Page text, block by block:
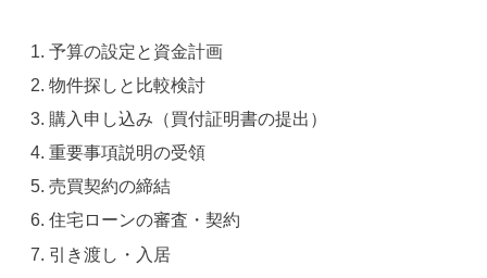
予算の設定と資金計画
物件探しと比較検討
購入申し込み（買付証明書の提出）
重要事項説明の受領
売買契約の締結
住宅ローンの審査・契約
引き渡し・入居